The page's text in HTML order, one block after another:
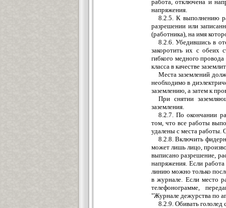
работа, отключена и
напряжения.
8.2.5. К выполнению
разрешении или
(работника), на имя
8.2.6. Убедившись в
закоротить их с обеих
гибкого медного
класса в качестве
Места заземлений
необходимо в
заземлению, а затем к
При снятии
заземления.
8.2.7. По окончании
том, что все работы
удалены с места работы.
8.2.8. Включить
может лишь лицо,
выписано разрешение,
напряжения. Если
линию можно только
в журнале. Если место
телефонограмме,
"Журнале дежурства по
8.2.9. Обивать гололед